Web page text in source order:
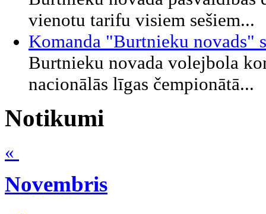
vienotu tarifu visiem sešiem...
Komanda "Burtnieku novads"
Burtnieku novada volejbola
nacionālās līgas čempionātā...
Notikumi
«
Novembris